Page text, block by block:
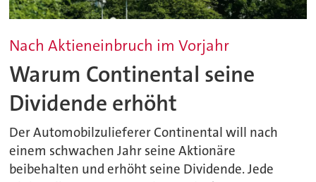
Nach Aktieneinbruch im Vorjahr
Warum Continental seine
Dividende erhöht
Der Automobilzulieferer Continental will nach
einem schwachen Jahr seine Aktionäre
beibehalten und erhöht seine Dividende. Jede